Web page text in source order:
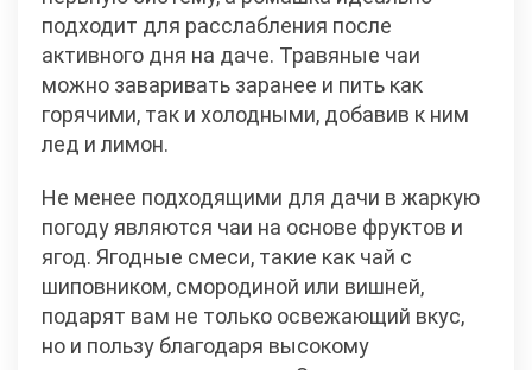
подходит для расслабления после
активного дня на даче. Травяные чаи
можно заваривать заранее и пить как
горячими, так и холодными, добавив к ним
лед и лимон.
Не менее подходящими для дачи в жаркую
погоду являются чаи на основе фруктов и
ягод. Ягодные смеси, такие как чай с
шиповником, смородиной или вишней,
подарят вам не только освежающий вкус,
но и пользу благодаря высокому